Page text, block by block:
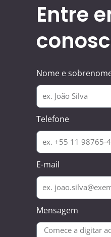
Entre
Nome e
Telefone
E-mail
Mensagem